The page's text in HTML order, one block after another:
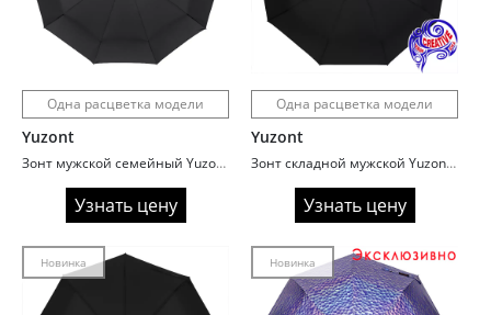
Одна расцветка модели
Yuzont
Зонт мужской семейный Yuzont 912A ручка крюк кожа
Узнать цену
Одна расцветка модели
Yuzont
Зонт складной мужской Yuzont 924A с черепом на ручке
Узнать цену
Новинка Новинка